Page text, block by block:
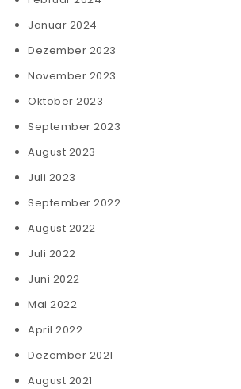
Januar 2024
Dezember 2023
November 2023
Oktober 2023
September 2023
August 2023
Juli 2023
September 2022
August 2022
Juli 2022
Juni 2022
Mai 2022
April 2022
Dezember 2021
August 2021